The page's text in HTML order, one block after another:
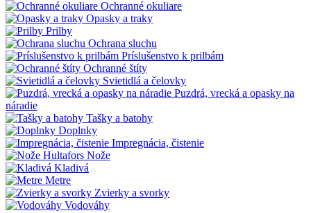
Ochranné okuliare
Opasky a traky
Prilby
Ochrana sluchu
Príslušenstvo k prilbám
Ochranné štíty
Svietidlá a čelovky
Puzdrá, vrecká a opasky na
náradie
Tašky a batohy
Doplnky
Impregnácia, čistenie
Nože
Kladivá
Metre
Zvierky a svorky
Vodováhy